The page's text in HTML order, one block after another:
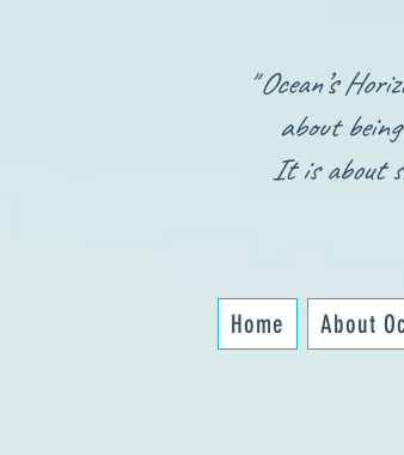
" Ocean’s
about
It is about
Home About